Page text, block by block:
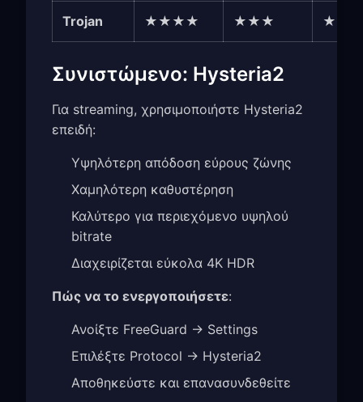
Trojan ★★★★ ★★★ ★★★
Συνιστώμενο: Hysteria2
Για streaming, χρησιμοποιήστε Hysteria2
επειδή:
Υψηλότερη απόδοση εύρους ζώνης
Χαμηλότερη καθυστέρηση
Καλύτερο για περιεχόμενο υψηλού
bitrate
Διαχειρίζεται εύκολα 4K HDR
Πώς να το ενεργοποιήσετε:
Ανοίξτε FreeGuard → Settings
Επιλέξτε Protocol → Hysteria2
Αποθηκεύστε και επανασυνδεθείτε